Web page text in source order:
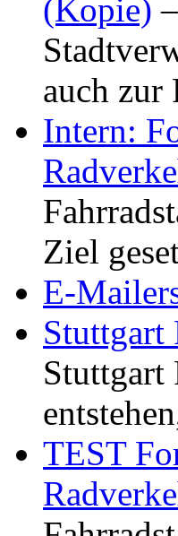
(Kopie)
auch
Intern:
Ziel
E-
Stuttgart
Stuttgart
TEST